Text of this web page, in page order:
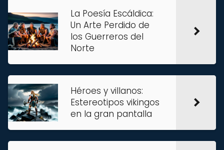
La Poesía Escáldica:
Un Arte Perdido de
los Guerreros del
Norte
Héroes y villanos:
Estereotipos vikingos
en la gran pantalla